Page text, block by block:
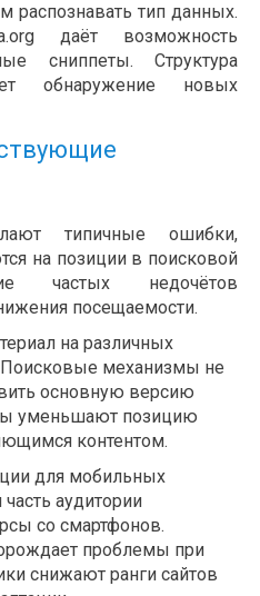
распознавать тип данных.
даёт возможность
сниппеты. Структура
обнаружение новых
типичные ошибки,
на позиции в поисковой
частых недочётов
посещаемости.
на различных
Поисковые механизмы не
основную версию
уменьшают позицию
контентом.
для мобильных
аудитории
со смартфонов.
проблемы при
снижают ранги сайтов